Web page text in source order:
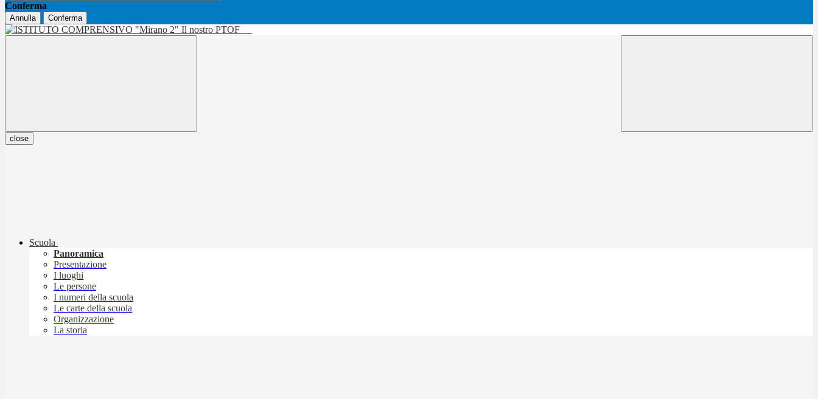
Conferma
Annulla Conferma
Il nostro PTOF
close
Scuola
Panoramica
Presentazione
I luoghi
Le persone
I numeri della scuola
Le carte della scuola
Organizzazione
La storia